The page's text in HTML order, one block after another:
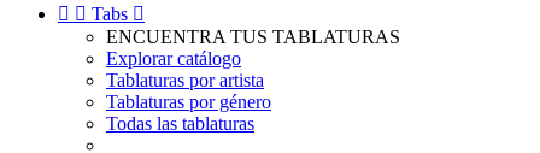
  Tabs 
ENCUENTRA TUS TABLATURAS
Explorar catálogo
Tablaturas por artista
Tablaturas por género
Todas las tablaturas